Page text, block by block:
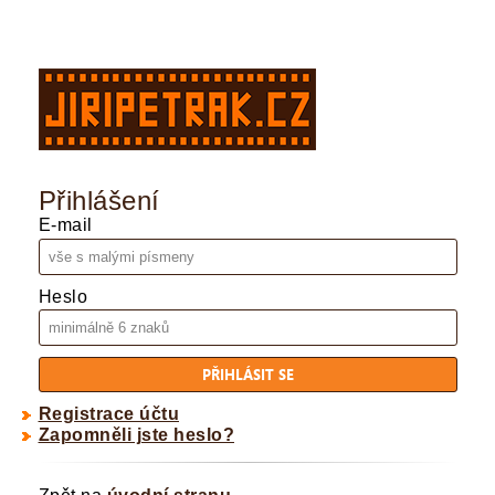
Přihlášení
E-mail
Heslo
Registrace účtu
Zapomněli jste heslo?